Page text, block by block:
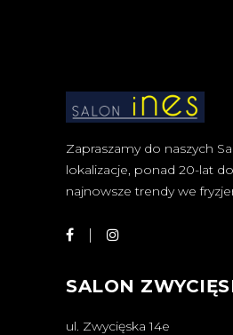
Zapraszamy do naszych
lokalizacje, ponad 20-lat
najnowsze trendy we
SALON
ul. Zwycięska 14e